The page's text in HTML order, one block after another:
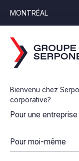
MONTRÉAL
6452 rue Jean Talon
H1S 1M8
SAINT-CONSTANT
55 St-Pierre #204,
LASALLE
514-363-6565
Bienvenu chez
corporative?
Pour une entreprise
Pour moi-même